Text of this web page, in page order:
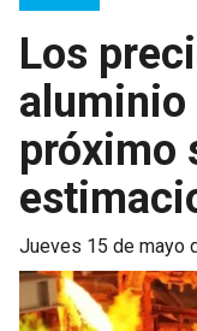
Los
aluminio
próximo
jueves 15 de mayo